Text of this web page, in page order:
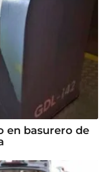
en basurero de